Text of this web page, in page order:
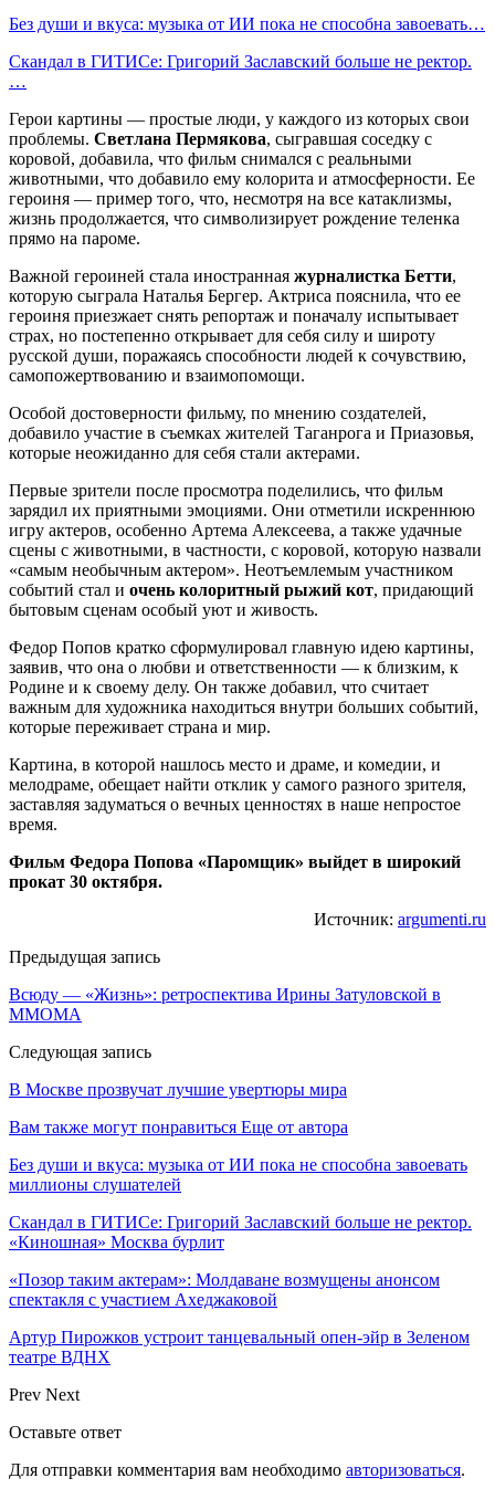
Без души и вкуса: музыка от ИИ пока не способна завоевать…
Скандал в ГИТИСе: Григорий Заславский больше не ректор.
…
Герои картины — простые люди, у каждого из которых свои
проблемы. Светлана Пермякова, сыгравшая соседку с
коровой, добавила, что фильм снимался с реальными
животными, что добавило ему колорита и атмосферности. Ее
героиня — пример того, что, несмотря на все катаклизмы,
жизнь продолжается, что символизирует рождение теленка
прямо на пароме.
Важной героиней стала иностранная журналистка Бетти,
которую сыграла Наталья Бергер. Актриса пояснила, что ее
героиня приезжает снять репортаж и поначалу испытывает
страх, но постепенно открывает для себя силу и широту
русской души, поражаясь способности людей к сочувствию,
самопожертвованию и взаимопомощи.
Особой достоверности фильму, по мнению создателей,
добавило участие в съемках жителей Таганрога и Приазовья,
которые неожиданно для себя стали актерами.
Первые зрители после просмотра поделились, что фильм
зарядил их приятными эмоциями. Они отметили искреннюю
игру актеров, особенно Артема Алексеева, а также удачные
сцены с животными, в частности, с коровой, которую назвали
«самым необычным актером». Неотъемлемым участником
событий стал и очень колоритный рыжий кот, придающий
бытовым сценам особый уют и живость.
Федор Попов кратко сформулировал главную идею картины,
заявив, что она о любви и ответственности — к близким, к
Родине и к своему делу. Он также добавил, что считает
важным для художника находиться внутри больших событий,
которые переживает страна и мир.
Картина, в которой нашлось место и драме, и комедии, и
мелодраме, обещает найти отклик у самого разного зрителя,
заставляя задуматься о вечных ценностях в наше непростое
время.
Фильм Федора Попова «Паромщик» выйдет в широкий
прокат 30 октября.
Источник: argumenti.ru
Предыдущая запись
Всюду — «Жизнь»: ретроспектива Ирины Затуловской в
МMОМА
Следующая запись
В Москве прозвучат лучшие увертюры мира
Вам также могут понравиться Еще от автора
Без души и вкуса: музыка от ИИ пока не способна завоевать
миллионы слушателей
Скандал в ГИТИСе: Григорий Заславский больше не ректор.
«Киношная» Москва бурлит
«Позор таким актерам»: Молдаване возмущены анонсом
спектакля с участием Ахеджаковой
Артур Пирожков устроит танцевальный опен-эйр в Зеленом
театре ВДНХ
Prev Next
Оставьте ответ
Для отправки комментария вам необходимо авторизоваться.